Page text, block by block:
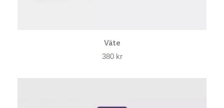
Väte
380 kr